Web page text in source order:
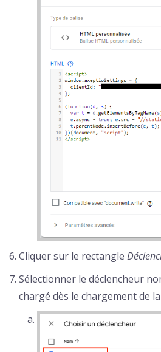
Cliquer sur le rectangle
Sélectionner le déclencheur
chargé dès le chargement de